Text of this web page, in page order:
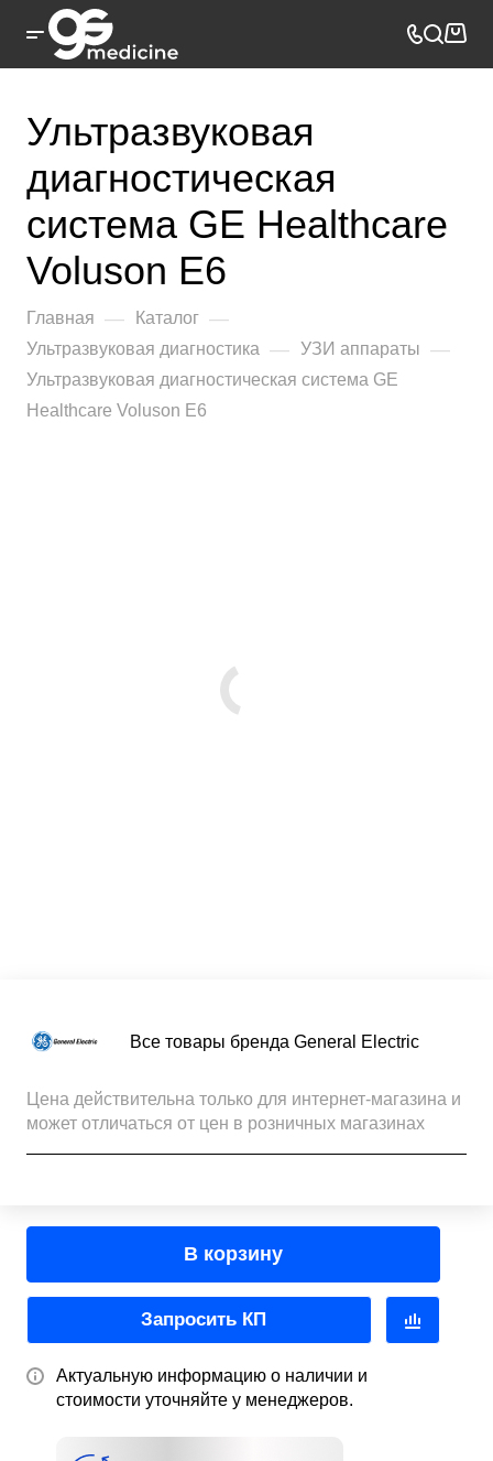
Ультразвуковая
диагностическая
система GE Healthcare
Voluson E6
Главная — Каталог —
Ультразвуковая диагностика — УЗИ аппараты —
Ультразвуковая диагностическая система GE
Healthcare Voluson E6
Все товары бренда General Electric
Цена действительна только для интернет-магазина и
может отличаться от цен в розничных магазинах
В корзину
Запросить КП
Актуальную информацию о наличии и
стоимости уточняйте у менеджеров.